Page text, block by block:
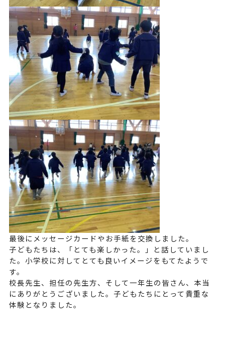
最後にメッセージカードやお手紙を交換しました。
子どもたちは、「とても楽しかった。」と話していまし
た。小学校に対してとても良いイメージをもてたようで
す。
校長先生、担任の先生方、そして一年生の皆さん、本当
にありがとうございました。子どもたちにとって貴重な
体験となりました。